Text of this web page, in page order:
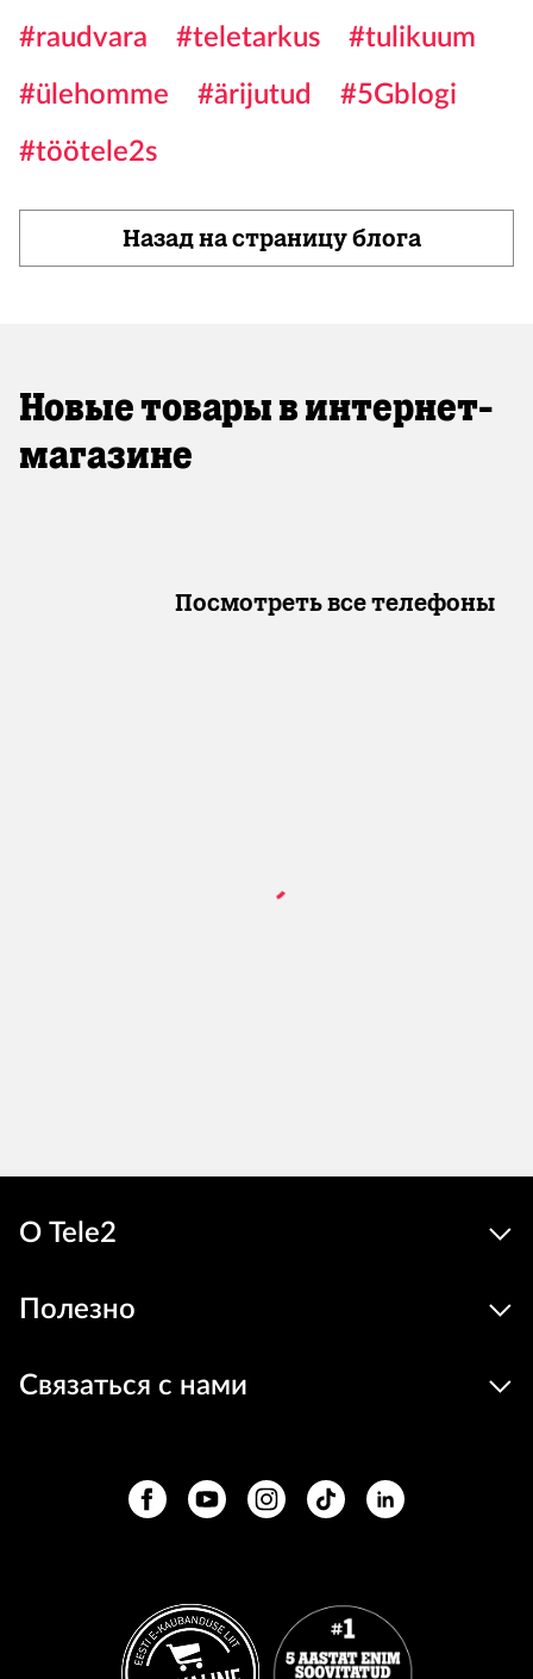
#raudvara #teletarkus
#tulikuum
#ülehomme
#ärijutud
#5Gblogi
#töötele2s
Назад на страницу блога
Новые товары в интернет-
магазине
Посмотреть все телефоны
О Tele2
Полезно
Связаться с нами